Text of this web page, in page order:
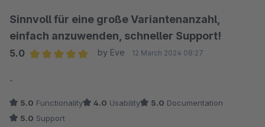
Sinnvoll für eine große Variantenanzahl,
einfach anzuwenden, schneller Support!
5.0
by Eve 12 March 2024 08:27
-
5.0 Functionality 4.0 Usability 5.0 Documentation
5.0 Support